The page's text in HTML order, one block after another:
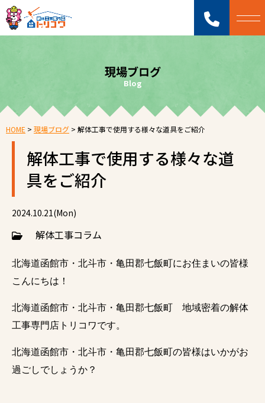
現場ブログ
Blog
HOME > 現場ブログ > 解体工事で使用する様々な道具をご紹介
解体工事で使用する様々な道
具をご紹介
2024.10.21(Mon)
解体工事コラム
北海道函館市・北斗市・亀田郡七飯町にお住まいの皆様
こんにちは！
北海道函館市・北斗市・亀田郡七飯町 地域密着の解体
工事専門店トリコワです。
北海道函館市・北斗市・亀田郡七飯町の皆様はいかがお
過ごしでしょうか？